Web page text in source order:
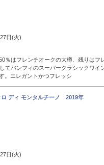
日(火)
％はフレンチオークの大樽、残りはフ
てバンフィのスーパークラシックワイ
。エレガントかつフレッシ
ディ モンタルチーノ 2019年
日(火)